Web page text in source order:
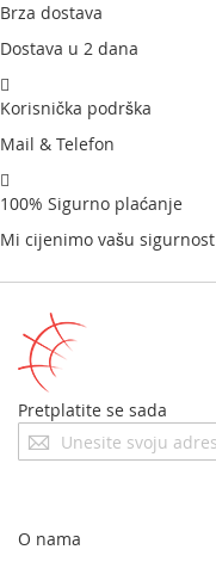
Brza dostava
Dostava u 2 dana
Korisnička podrška
Mail & Telefon
100% Sigurno plaćanje
Mi cijenimo vašu sigurnost
Pretplatite se sada
Prijavite
se
newsletter:
O nama